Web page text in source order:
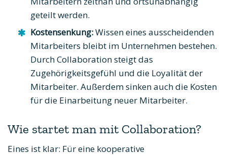
geteilt werden.
Kostensenkung:Wissen eines ausscheidenden
Mitarbeiters bleibt im Unternehmen bestehen.
Durch Collaboration steigt das
Zugehörigkeitsgefühl und die Loyalität der
Mitarbeiter. Außerdem sinken auch die Kosten
für die Einarbeitung neuer Mitarbeiter.
Wie startet man mit Collaboration?
Eines ist klar: Für eine kooperative